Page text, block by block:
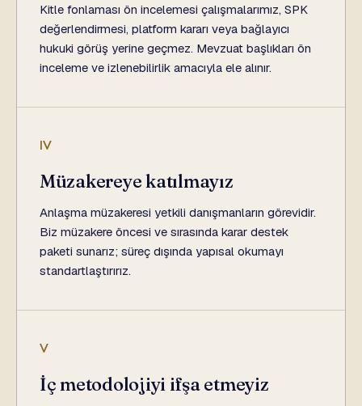
Kitle fonlaması ön incelemesi çalışmalarımız, SPK
değerlendirmesi, platform kararı veya bağlayıcı
hukuki görüş yerine geçmez. Mevzuat başlıkları ön
inceleme ve izlenebilirlik amacıyla ele alınır.
IV
Müzakereye katılmayız
Anlaşma müzakeresi yetkili danışmanların görevidir.
Biz müzakere öncesi ve sırasında karar destek
paketi sunarız; süreç dışında yapısal okumayı
standartlaştırırız.
V
İç metodolojiyi ifşa etmeyiz